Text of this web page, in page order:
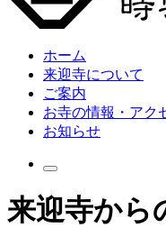
ホーム
来迎寺について
ご案内
お寺の情報・アク
お知らせ
来迎寺から